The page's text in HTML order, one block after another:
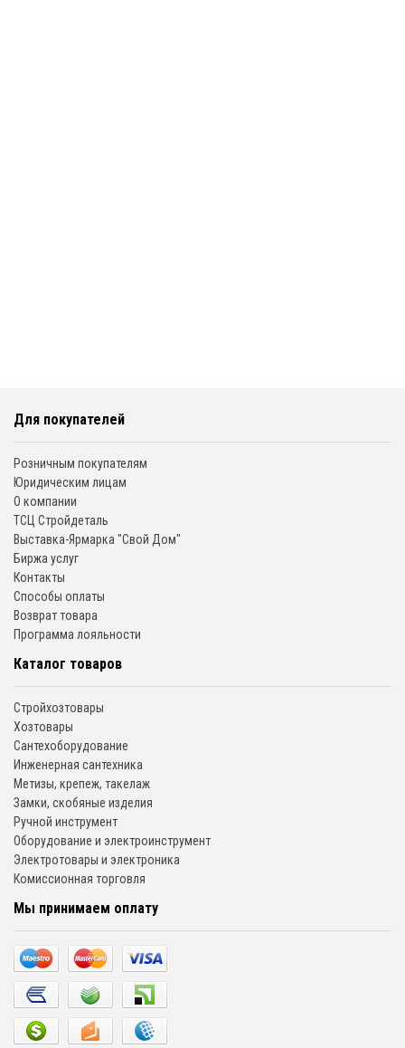
Для покупателей
Розничным покупателям
Юридическим лицам
О компании
ТСЦ Стройдеталь
Выставка-Ярмарка "Свой Дом"
Биржа услуг
Контакты
Способы оплаты
Возврат товара
Программа лояльности
Каталог товаров
Стройхозтовары
Хозтовары
Сантехоборудование
Инженерная сантехника
Метизы, крепеж, такелаж
Замки, скобяные изделия
Ручной инструмент
Оборудование и электроинструмент
Электротовары и электроника
Комиссионная торговля
Мы принимаем оплату